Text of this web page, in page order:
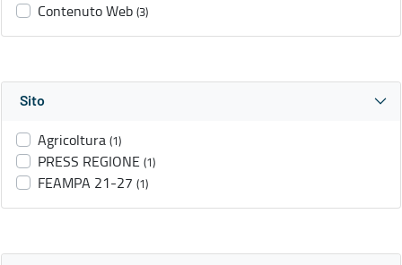
Contenuto Web (3)
Sito
Agricoltura (1)
PRESS REGIONE (1)
FEAMPA 21-27 (1)